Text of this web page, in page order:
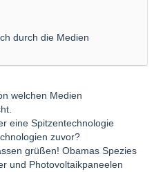
durch die Medien
welchen Medien
eine Spitzentechnologie
zuvor?
grüßen! Obamas Spezies
und Photovoltaikpaneelen